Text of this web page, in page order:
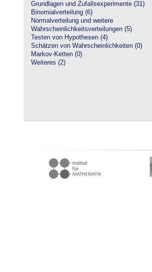
Grundlagen und Zufallsexperimente (31)
Binomialverteilung (6)
Normalverteilung und weitere
Wahrscheinlichkeitsverteilungen (5)
Testen von Hypothesen (4)
Schätzen von Wahrscheinlichkeiten (0)
Markov-Ketten (0)
Weiteres (2)